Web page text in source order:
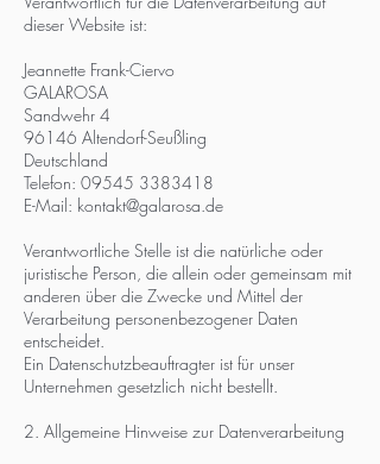
dieser Website ist:
Jeannette Frank-Ciervo
GALAROSA
Sandwehr 4
96146 Altendorf-Seußling
Deutschland
Telefon: 09545 3383418
E-Mail: kontakt@galarosa.de
Verantwortliche Stelle ist die natürliche oder
juristische Person, die allein oder gemeinsam mit
anderen über die Zwecke und Mittel der
Verarbeitung personenbezogener Daten
entscheidet.
Ein Datenschutzbeauftragter ist für unser
Unternehmen gesetzlich nicht bestellt.
2. Allgemeine Hinweise zur Datenverarbeitung